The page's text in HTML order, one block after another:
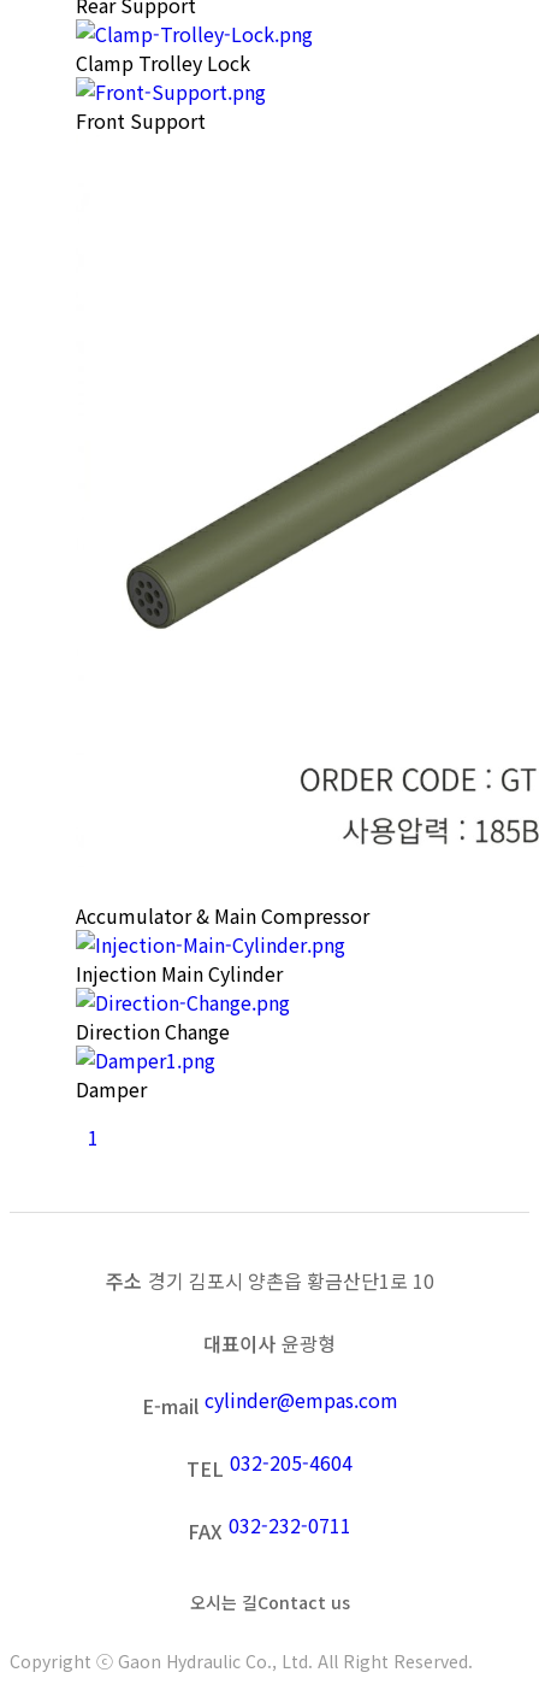
Clamp Trolley Lock
Front Support
Accumulator & Main Compressor
Injection Main Cylinder
Direction Change
Damper
1
주소 경기 김포시 양촌읍 황금산단1로 10
대표이사 윤광형
E-mail cylinder@empas.com
TEL 032-205-4604
FAX 032-232-0711
오시는 길Contact us
Copyright ⓒ Gaon Hydraulic Co., Ltd. All Right Reserved.